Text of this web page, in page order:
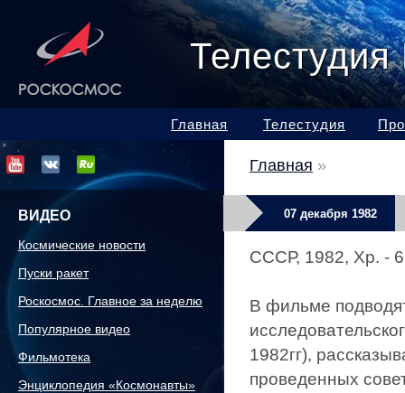
Главная Телестудия
ВИДЕО
Космические новости
Пуски ракет
Роскосмос. Главное за неделю
Популярное видео
Фильмотека
Энциклопедия «Космонавты»
Главная »
07 декабря 1982
СССР, 1982, Хр. -
В фильме
1982гг),
проведенных